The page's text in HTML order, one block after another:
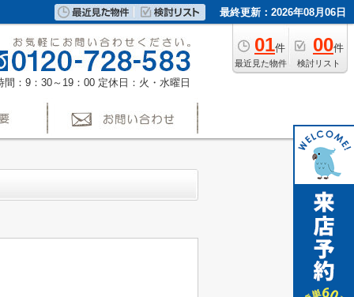
最終更新：2026年08月06日
01件
最近見た物件
00件
検討リスト
間：9：30～19：00 定休日：火・水曜日